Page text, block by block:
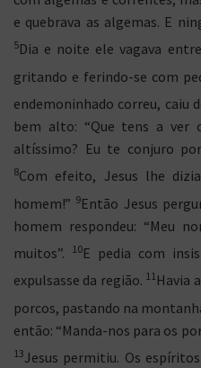
e quebrava as algemas. E
5Dia e noite ele vagava
gritando e ferindo-se com
endemoninhado correu, caiu
bem alto: “Que tens a ver
altíssimo? Eu te conjuro
8Com efeito, Jesus lhe
homem!” 9Então Jesus
homem respondeu: “Meu
muitos”.
10E pedia com
expulsasse da região. 11Havia
porcos, pastando na
então: “Manda-nos para os
13Jesus permitiu. Os